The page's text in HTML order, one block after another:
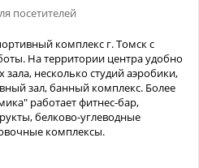
посетителей
комплекс г. Томск с
На территории центра удобно
несколько студий аэробики,
зал, банный комплекс. Более
работает фитнес-бар,
белково-углеводные
комплексы.